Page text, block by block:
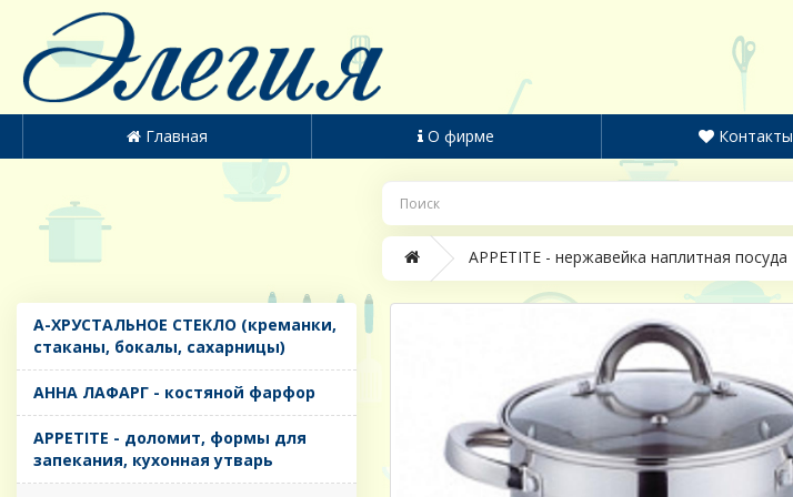
Главная О фирме Контакты
APPETITE - нержавейка наплитная посуда
A-ХРУСТАЛЬНОЕ СТЕКЛО (креманки,
стаканы, бокалы, сахарницы)
AHHA ЛАФАРГ - костяной фарфор
APPETITE - доломит, формы для
запекания, кухонная утварь